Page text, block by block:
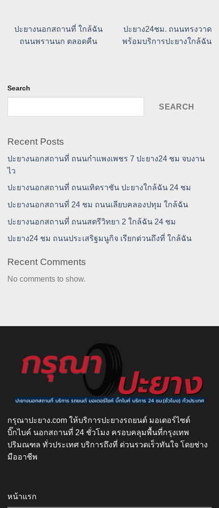
ปะยางนอกสถานที่ ใกล้ฉัน
ถนนพรานนก ตลอดคืน
ปะยาง24ชม. ถนนทรงวาด
พร้อมบริการปะยางใกล้ฉัน
Search
SEARCH
Recent Posts
ปะยางนอกสถานที่ ถนนกำแพงเพชร 7 ปะยาง24 ชม จบงาน
ไว
ปะยางนอกสถานที่ ถนนเทิดราชัน ปะยางใกล้ฉัน 24 ชม
ปะยางนอกสถานที่ 24 ชม ถนนเลียบคลองปทุม ใกล้ฉัน
ปะยางนอกสถานที่ ถนนสตรีวิทยา 2 ใกล้ฉัน 24 ชม
ปะยาง24 ชม ถนนประเสริฐมนูกิจ เรียกด่วนถึงที่ ใกล้ฉัน
Recent Comments
No comments to show.
กรุณาปะยาง.com ให้บริการปะยางรถยนต์ มอเตอร์ไซต์
บิ๊กไบค์ นอกสถานที่ 24 ชั่วโมง ครอบคลุมพื้นที่กรุงเทพ
ปริมณฑล ทั่วประเทศ บริการถึงที่ ด่วนรวดเร็วทันใจ โดยช่าง
มืออาชีพ
หน้าแรก